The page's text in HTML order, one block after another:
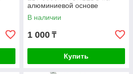
алюминиевой основе
В наличии
1 000 ₸
Купить